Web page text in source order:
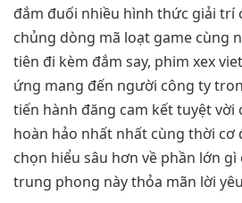
đắm đuối nhiều hình thức giải trí
chủng dòng mã loạt game cùng
tiên đi kèm đắm say, phim xex
ứng mang đến người công ty
tiến hành đăng cam kết tuyệt vời
hoàn hảo nhất nhất cùng thời cơ
chọn hiểu sâu hơn về phần lớn
trung phong này thỏa mãn lời